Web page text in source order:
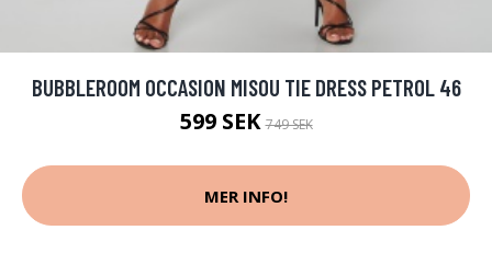
BUBBLEROOM OCCASION MISOU TIE DRESS PETROL 46
599 SEK749 SEK
MER INFO!